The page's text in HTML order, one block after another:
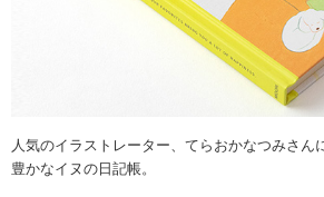
人気のイラストレーター、てらおかなつみさん
豊かなイヌの日記帳。